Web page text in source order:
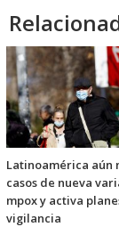
Latinoamérica aún
casos de nueva
mpox y activa
vigilancia